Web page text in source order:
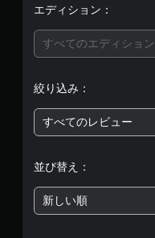
エディション：
すべてのエディション
絞り込み：
すべてのレビュー
並び替え：
新しい順